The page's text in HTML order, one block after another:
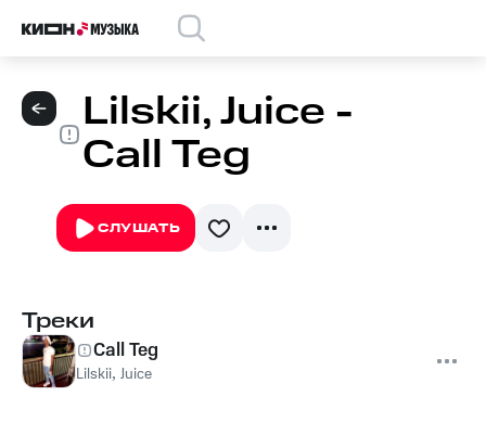
Lilskii, Juice -
Call Teg
СЛУШАТЬ
Треки
Call Teg
Lilskii, Juice